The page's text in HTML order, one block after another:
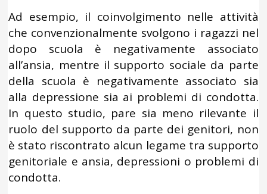
Ad esempio, il coinvolgimento nelle attività
che convenzionalmente svolgono i ragazzi nel
dopo scuola è negativamente associato
all’ansia, mentre il supporto sociale da parte
della scuola è negativamente associato sia
alla depressione sia ai problemi di condotta.
In questo studio, pare sia meno rilevante il
ruolo del supporto da parte dei genitori, non
è stato riscontrato alcun legame tra supporto
genitoriale e ansia, depressioni o problemi di
condotta.